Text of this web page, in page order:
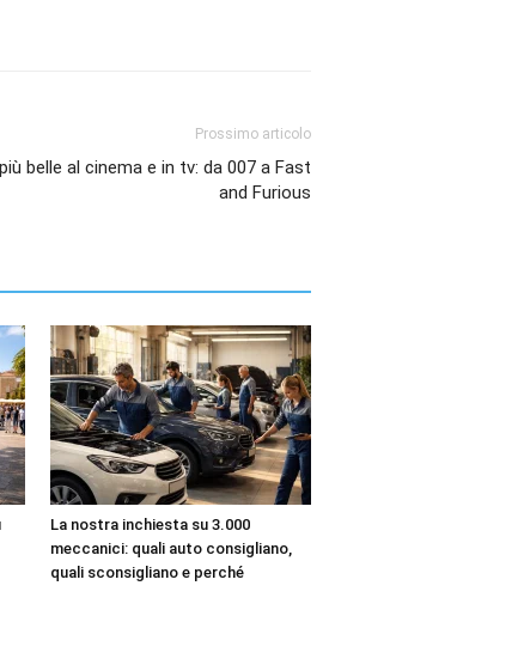
Prossimo articolo
belle al cinema e in tv: da 007 a Fast
and Furious
La nostra inchiesta su 3.000
meccanici: quali auto consigliano,
quali sconsigliano e perché